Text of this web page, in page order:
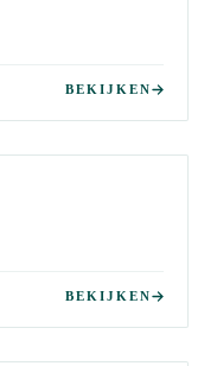
BEKIJKEN
BEKIJKEN